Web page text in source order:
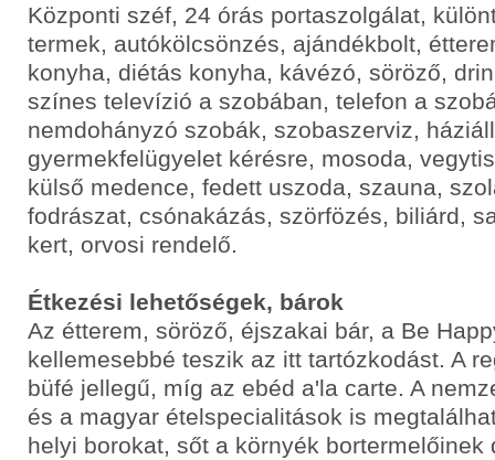
Központi széf, 24 órás portaszolgálat,
termek, autókölcsönzés, ajándékbolt,
konyha, diétás konyha, kávézó, söröző,
színes televízió a szobában, telefon a
nemdohányzó szobák, szobaszerviz,
gyermekfelügyelet kérésre, mosoda,
külső medence, fedett uszoda, szauna,
fodrászat, csónakázás, szörfözés, biliárd,
kert, orvosi rendelő.
Étkezési lehetőségek, bárok
Az étterem, söröző, éjszakai bár, a Be
kellemesebbé teszik az itt tartózkodást. A
büfé jellegű, míg az ebéd a'la carte. A
és a magyar ételspecialitások is
helyi borokat, sőt a környék bortermelőinek